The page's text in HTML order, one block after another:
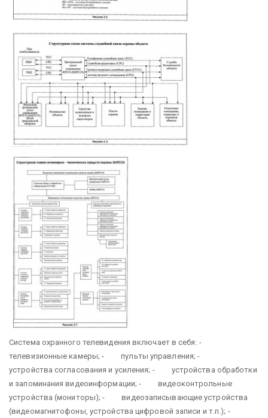
Система охранного телевидения включает в себя: -
телевизионные камеры; - пульты управления; -
устройства согласования и усиления; - устройства обработки
и запоминания видеоинформации; - видеоконтрольные
устройства (мониторы); - видеозаписывающие устройства
(видеомагнитофоны, устройства цифровой записи и т.п.); -